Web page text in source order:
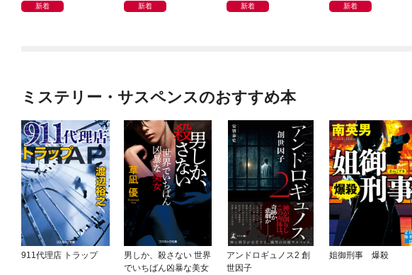
新着 新着 新着 新着
ミステリー・サスペンスのおすすめ本
911代理店 トラップ
男しか、殺さない 世界
でいちばん凶暴な美女
アンドロギュノス2 創
世因子
姐御刑事 爆殺